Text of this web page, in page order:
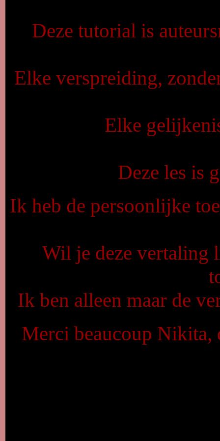
Deze tutorial is
Elke verspreiding,
Elke
Deze les is
Ik heb de persoonlijke
Wil je deze vertaling
Ik ben alleen maar de
Merci beaucoup Nikita,